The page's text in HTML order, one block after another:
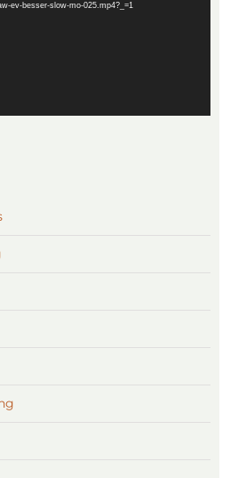
ev-besser-slow-mo-025.mp4?_=1